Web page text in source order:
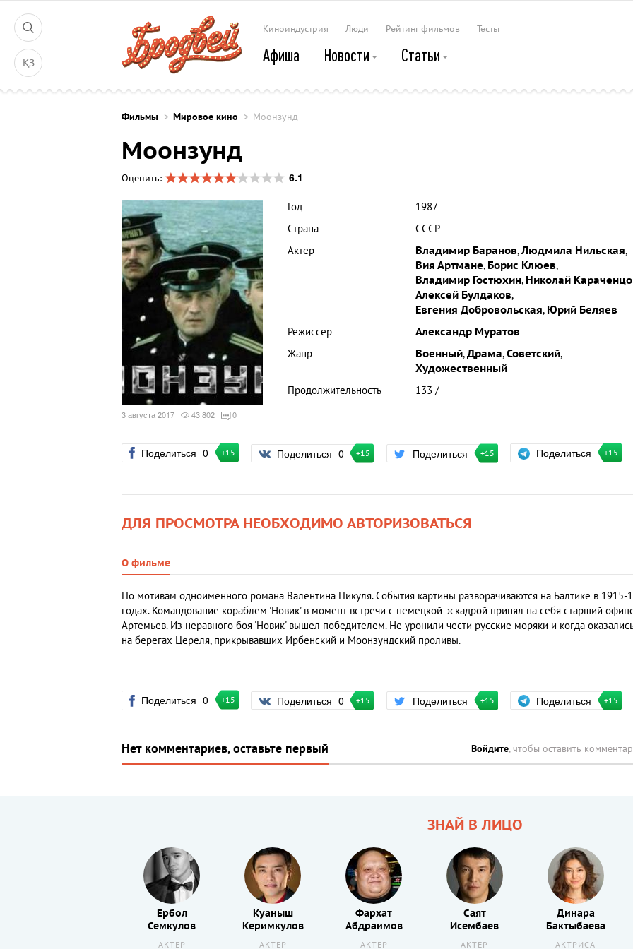
ҚЗ
Киноиндустрия Люди Рейтинг фильмов Тесты
Афиша Новости Статьи
Фильмы Мировое кино Моонзунд
Моонзунд
Оценить: 6.1
3 августа 2017 43 802 0
Год
1987
Страна
СССР
Актер
Владимир Баранов,Людмила Нильская,
Вия Артмане, Борис Клюев,
Владимир Гостюхин, Николай
Алексей Булдаков,
Евгения Добровольская, Юрий Беляев
Режиссер
Александр Муратов
Жанр
Военный,Драма,Советский,
Художественный
Продолжительность
133 /
Поделиться 0 +15 Поделиться 0 +15 Поделиться +15 Поделиться +15
ДЛЯ ПРОСМОТРА НЕОБХОДИМО АВТОРИЗОВАТЬСЯ
О фильме
По мотивам одноименного романа Валентина Пикуля. События картины разворачиваются на Балтике в 1915-
годах. Командование кораблем 'Новик' в момент встречи с немецкой эскадрой принял на себя старший
Артемьев. Из неравного боя 'Новик' вышел победителем. Не уронили чести русские моряки и когда оказались
на берегах Цереля, прикрывавших Ирбенский и Моонзундский проливы.
Поделиться 0 +15 Поделиться 0 +15 Поделиться +15 Поделиться +15
Нет комментариев, оставьте первый Войдите, чтобы оставить
ЗНАЙ В ЛИЦО
Ербол
Семкулов
АКТЕР
Куаныш
Керимкулов
АКТЕР
Фархат
Абдраимов
АКТЕР
Саят
Исембаев
АКТЕР
Динара
Бактыбаева
АКТРИСА